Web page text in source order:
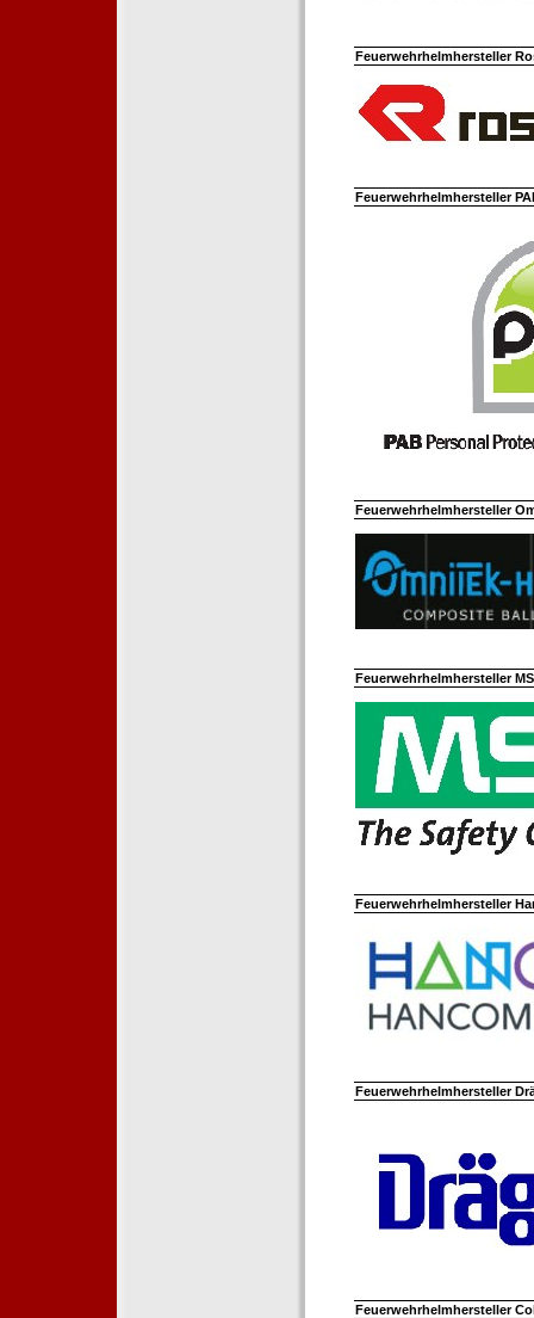
Feuerwehrhelmhersteller
Feuerwehrhelmhersteller
Feuerwehrhelmhersteller
Feuerwehrhelmhersteller
Feuerwehrhelmhersteller
Feuerwehrhelmhersteller
Feuerwehrhelmhersteller